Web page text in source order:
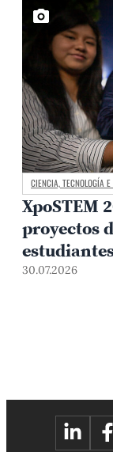
CIENCIA, TECNOLOGÍA
El
Ciencias
impulso a
formación
10.07.2026